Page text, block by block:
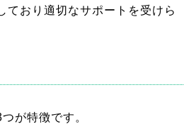
ており適切なサポートを受けら
が特徴です。